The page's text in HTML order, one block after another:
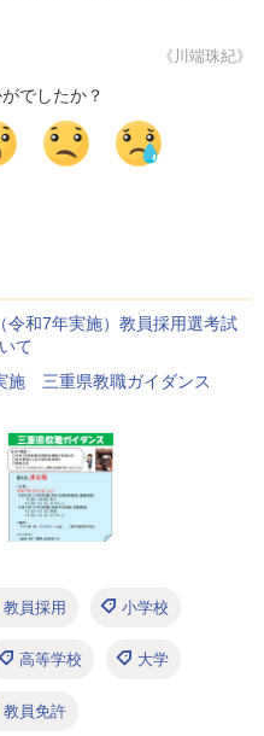
《川端珠紀》
でしたか？
令和7年実施）教員採用選考試
て
施 三重県教職ガイダンス
教員採用 小学校
高等学校 大学
教員免許